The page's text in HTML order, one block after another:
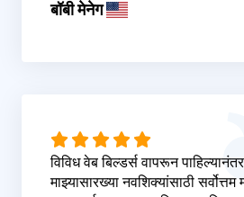
बॉबी मेनेग
विविध वेब बिल्डर्स वापरून
माझ्यासारख्या नवशिक्यांसाठी